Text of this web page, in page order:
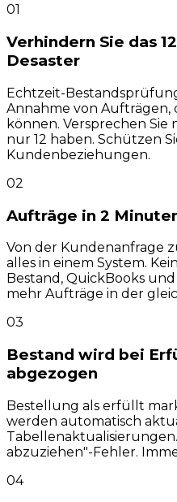
01
Verhindern Sie das
Desaster
Echtzeit-
Annahme von Aufträgen,
können. Versprechen Sie
nur 12 haben. Schützen
Kundenbeziehungen.
02
Aufträge in 2
Von der Kundenanfrage
alles in einem System.
Bestand, QuickBooks und
mehr Aufträge in der
03
Bestand wird bei
abgezogen
Bestellung als erfüllt
werden automatisch
abzuziehen"-Fehler.
04